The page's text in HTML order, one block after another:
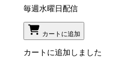
毎週水曜日配信
カートに追加
カートに追加しました